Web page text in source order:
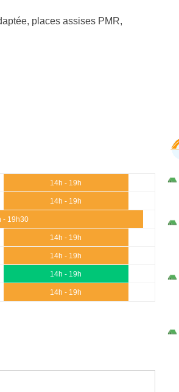
places assises PMR,
14h - 19h
14h - 19h
- 19h30
14h - 19h
14h - 19h
14h - 19h
14h - 19h